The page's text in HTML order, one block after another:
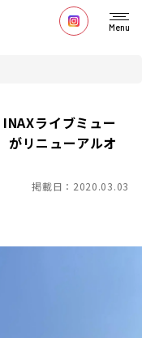
Menu
ライブミュー
がリニューアルオ
掲載日：2020.03.03